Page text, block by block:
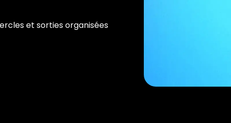
et sorties organisées